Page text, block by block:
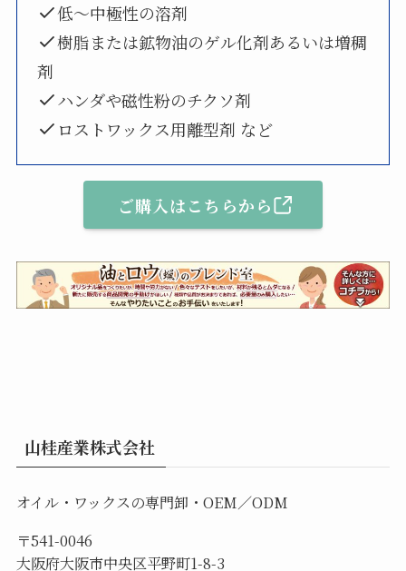
低～中極性の溶剤
樹脂または鉱物油のゲル化剤あるいは増稠
剤
ハンダや磁性粉のチクソ剤
ロストワックス用離型剤 など
ご購入はこちらから
山桂産業株式会社
オイル・ワックスの専門卸・OEM／ODM
〒541-0046
大阪府大阪市中央区平野町1-8-3